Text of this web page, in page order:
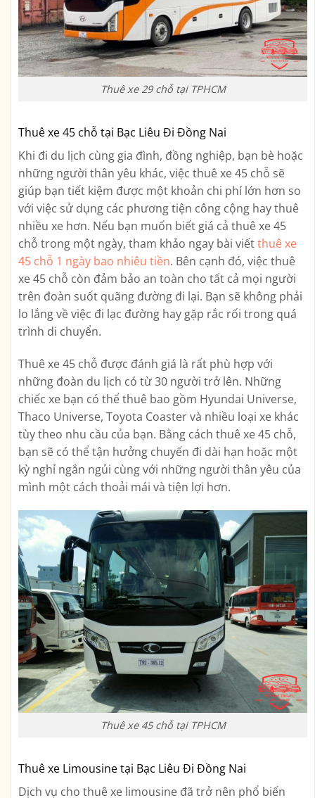
Thuê xe 29 chỗ tại TPHCM
Thuê xe 45 chỗ tại Bạc Liêu Đi Đồng Nai
Khi đi du lịch cùng gia đình, đồng nghiệp, bạn bè hoặc
những người thân yêu khác, việc thuê xe 45 chỗ sẽ
giúp bạn tiết kiệm được một khoản chi phí lớn hơn so
với việc sử dụng các phương tiện công cộng hay thuê
nhiều xe hơn. Nếu bạn muốn biết giá cả thuê xe 45
chỗ trong một ngày, tham khảo ngay bài viếtthuê xe
45 chỗ 1 ngày bao nhiêu tiền. Bên cạnh đó, việc thuê
xe 45 chỗ còn đảm bảo an toàn cho tất cả mọi người
trên đoàn suốt quãng đường đi lại. Bạn sẽ không phải
lo lắng về việc đi lạc đường hay gặp rắc rối trong quá
trình di chuyển.
Thuê xe 45 chỗ được đánh giá là rất phù hợp với
những đoàn du lịch có từ 30 người trở lên. Những
chiếc xe bạn có thể thuê bao gồm Hyundai Universe,
Thaco Universe, Toyota Coaster và nhiều loại xe khác
tùy theo nhu cầu của bạn. Bằng cách thuê xe 45 chỗ,
bạn sẽ có thể tận hưởng chuyến đi dài hạn hoặc một
kỳ nghỉ ngắn ngủi cùng với những người thân yêu của
mình một cách thoải mái và tiện lợi hơn.
Thuê xe 45 chỗ tại TPHCM
Thuê xe Limousine tại Bạc Liêu Đi Đồng Nai
Dịch vụ cho thuê xe limousine đã trở nên phổ biến